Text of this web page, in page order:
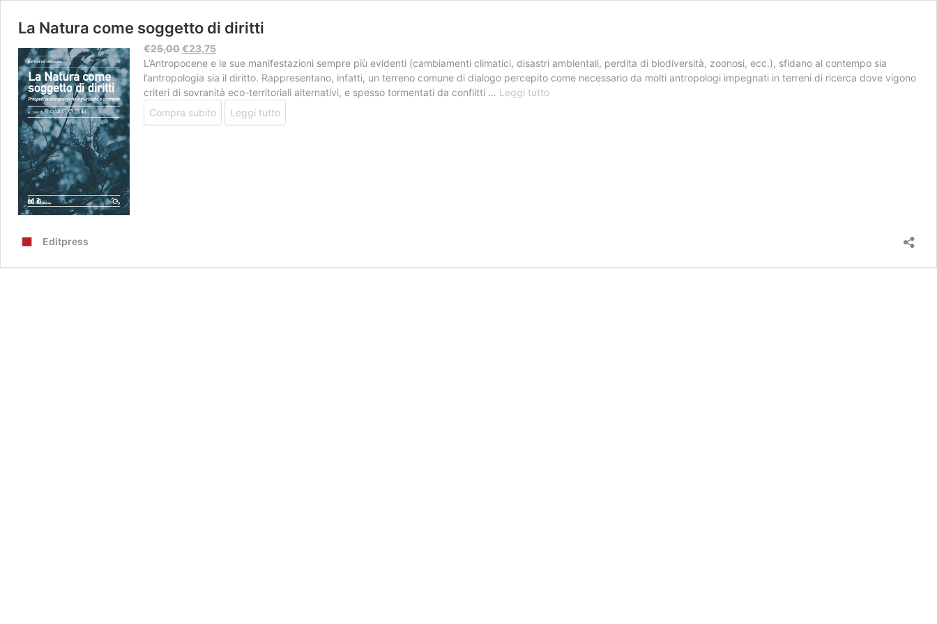
La Natura come soggetto di diritti
€25,00Il
prezzo
originale
era:
€23,75Il
prezzo
attuale
è:
L’Antropocene e le sue manifestazioni sempre più evidenti (cambiamenti climatici, disastri ambientali, perdita di biodiversità, zoonosi, ecc.), sfidano al contempo sia
l’antropologia sia il diritto. Rappresentano, infatti, un terreno comune di dialogo percepito come necessario da molti antropologi impegnati in terreni di ricerca dove vigono
criteri di sovranità eco-territoriali alternativi, e spesso tormentati da conflitti … Leggi tuttoLa
Compra subito Leggi tutto
Editpress